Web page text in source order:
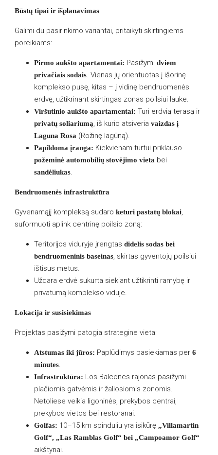
Būstų tipai ir išplanavimas
Galimi du pasirinkimo variantai, pritaikyti skirtingiems
poreikiams:
Pirmo aukšto apartamentai: Pasižymi dviem
privačiais sodais. Vienas jų orientuotas į išorinę
komplekso pusę, kitas – į vidinę bendruomenės
erdvę, užtikrinant skirtingas zonas poilsiui lauke.
Viršutinio aukšto apartamentai: Turi erdvią terasą ir
privatų soliariumą, iš kurio atsiveria vaizdas į
Laguna Rosa (Rožinę lagūną).
Papildoma įranga: Kiekvienam turtui priklauso
požeminė automobilių stovėjimo vieta bei
sandėliukas.
Bendruomenės infrastruktūra
Gyvenamąjį kompleksą sudaro keturi pastatų blokai,
suformuoti aplink centrinę poilsio zoną:
Teritorijos viduryje įrengtas didelis sodas bei
bendruomeninis baseinas, skirtas gyventojų poilsiui
ištisus metus.
Uždara erdvė sukurta siekiant užtikrinti ramybę ir
privatumą komplekso viduje.
Lokacija ir susisiekimas
Projektas pasižymi patogia strategine vieta:
Atstumas iki jūros: Paplūdimys pasiekiamas per 6
minutes.
Infrastruktūra: Los Balcones rajonas pasižymi
plačiomis gatvėmis ir žaliosiomis zonomis.
Netoliese veikia ligoninės, prekybos centrai,
prekybos vietos bei restoranai.
Golfas: 10–15 km spinduliu yra įsikūrę „Villamartin
Golf“, „Las Ramblas Golf“ bei „Campoamor Golf“
aikštynai.